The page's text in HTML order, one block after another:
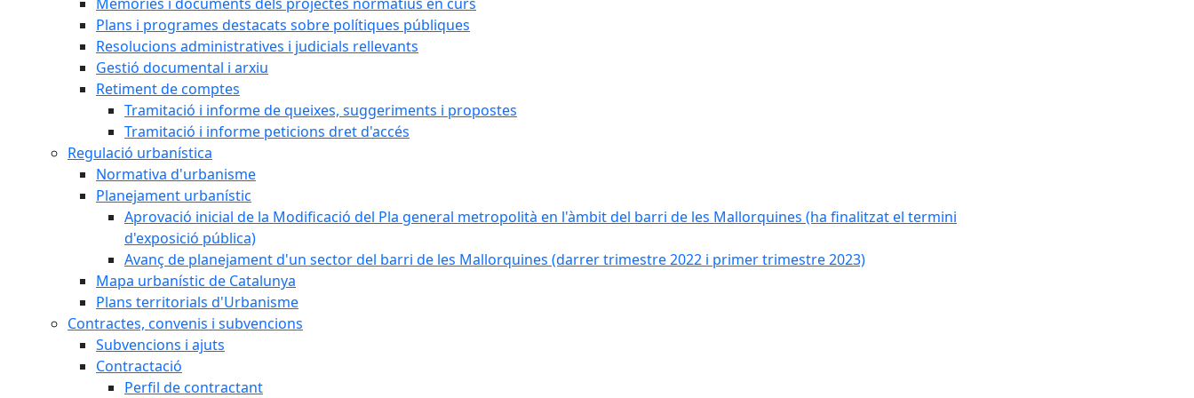
Plans i programes destacats sobre polítiques públiques
Resolucions administratives i judicials rellevants
Gestió documental i arxiu
Retiment de comptes
Tramitació i informe de queixes, suggeriments i propostes
Tramitació i informe peticions dret d'accés
Regulació urbanística
Normativa d'urbanisme
Planejament urbanístic
Aprovació inicial de la Modificació del Pla general metropolità en l'àmbit del barri de les Mallorquines (ha finalitzat el termini
d'exposició pública)
Avanç de planejament d'un sector del barri de les Mallorquines (darrer trimestre 2022 i primer trimestre 2023)
Mapa urbanístic de Catalunya
Plans territorials d'Urbanisme
Contractes, convenis i subvencions
Subvencions i ajuts
Contractació
Perfil de contractant